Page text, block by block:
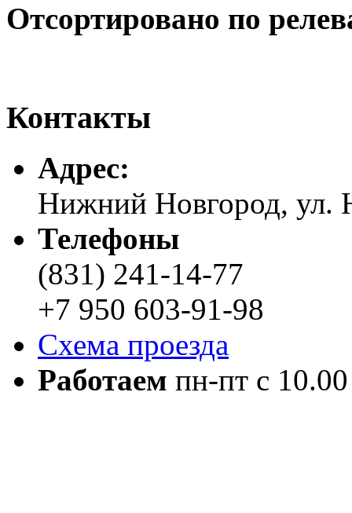
Отсортировано по
Контакты
Адреc:
Нижний Новгород, ул.
Телефоны
(831) 241-14-77
+7 950 603-91-98
Схема проезда
Работаем пн-пт с